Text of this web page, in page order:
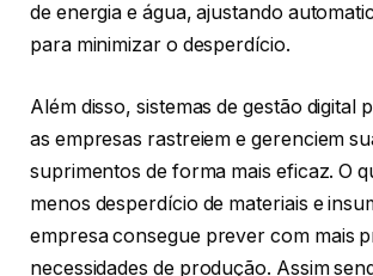
de energia e água, ajustando
para minimizar o desperdício.
Além disso, sistemas de gestão digital
as empresas rastreiem e gerenciem
suprimentos de forma mais eficaz. O
menos desperdício de materiais e
empresa consegue prever com mais
necessidades de produção. Assim